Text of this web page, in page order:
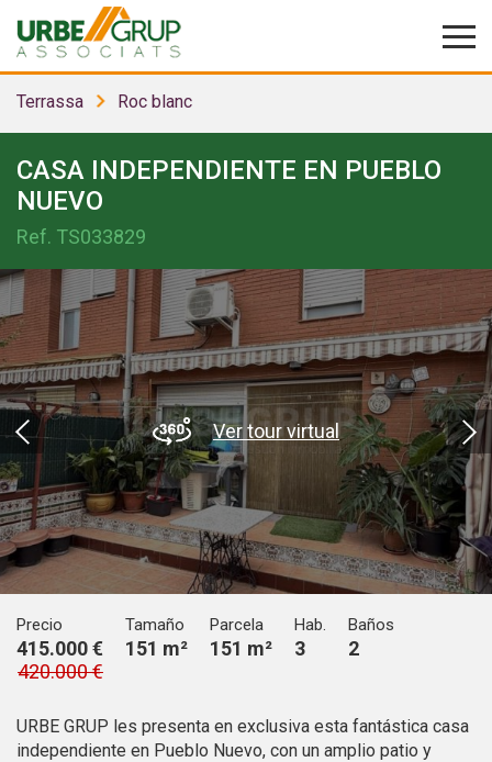
Terrassa Roc blanc
CASA INDEPENDIENTE EN PUEBLO
NUEVO
Ref. TS033829
Ver tour virtual
Precio
415.000 €
420.000 €
Tamaño
151 m²
Parcela
151 m²
Hab.
3
Baños
2
URBE GRUP les presenta en exclusiva esta fantástica casa
independiente en Pueblo Nuevo, con un amplio patio y
Modificar cookies
Técnicas y funcionales
Siempre activas
Este sitio web utiliza Cookies propias para recopilar
información con la finalidad de mejorar nuestros servicios.
Si continua navegando, supone la aceptación de la
de configurar su navegador pudiendo, si así lo desea,
impedir que sean instaladas en su disco duro, aunque
deberá tener en cuenta que dicha acción podrá ocasionar
dificultades de navegación de la página web.
Analíticas y personalización